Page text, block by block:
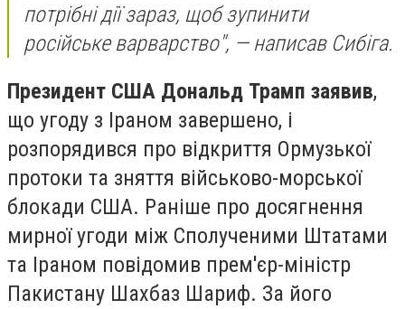
потрібні дії зараз, щоб зупинити
російське варварство", — написав Сибіга.
Президент США Дональд Трамп заявив,
що угоду з Іраном завершено, і
розпорядився про відкриття Ормузької
протоки та зняття військово-морської
блокади США. Раніше про досягнення
мирної угоди між Сполученими Штатами
та Іраном повідомив прем'єр-міністр
Пакистану Шахбаз Шариф. За його